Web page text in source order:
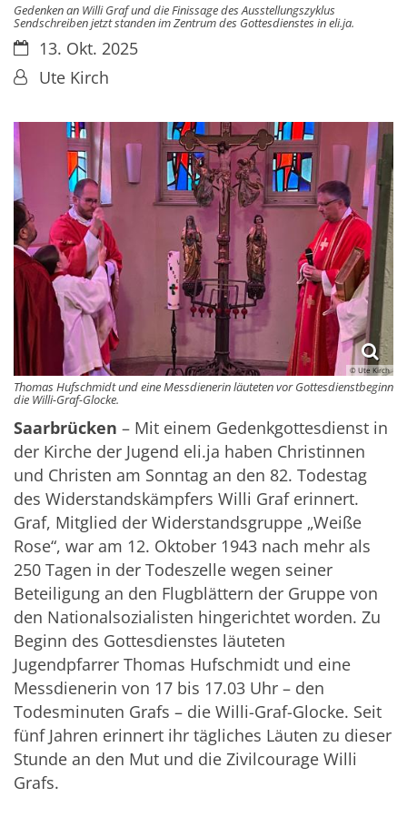
Gedenken an Willi Graf und die Finissage des Ausstellungszyklus
Sendschreiben jetzt standen im Zentrum des Gottesdienstes in eli.ja.
Datum:13. Okt. 2025
Von:Ute Kirch
© Ute Kirch
Thomas Hufschmidt und eine Messdienerin läuteten vor Gottesdienstbeginn
die Willi-Graf-Glocke.
Saarbrücken – Mit einem Gedenkgottesdienst in
der Kirche der Jugend eli.ja haben Christinnen
und Christen am Sonntag an den 82. Todestag
des Widerstandskämpfers Willi Graf erinnert.
Graf, Mitglied der Widerstandsgruppe „Weiße
Rose“, war am 12. Oktober 1943 nach mehr als
250 Tagen in der Todeszelle wegen seiner
Beteiligung an den Flugblättern der Gruppe von
den Nationalsozialisten hingerichtet worden. Zu
Beginn des Gottesdienstes läuteten
Jugendpfarrer Thomas Hufschmidt und eine
Messdienerin von 17 bis 17.03 Uhr – den
Todesminuten Grafs – die Willi-Graf-Glocke. Seit
fünf Jahren erinnert ihr tägliches Läuten zu dieser
Stunde an den Mut und die Zivilcourage Willi
Grafs.